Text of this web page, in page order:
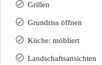
Grillen
Grundriss öffnen
Küche: möbliert
Landschaftsansichten